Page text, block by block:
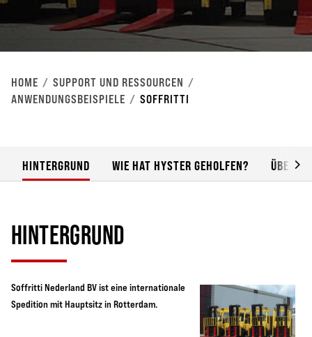
HOME
SUPPORT UND RESSOURCEN
ANWENDUNGSBEISPIELE
SOFFRITTI
HINTERGRUND WIE HAT HYSTER GEHOLFEN?
HINTERGRUND
Soffritti Nederland BV ist eine internationale
Spedition mit Hauptsitz in Rotterdam.